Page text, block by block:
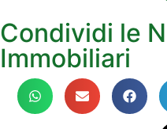
Condividi le
Immobiliari